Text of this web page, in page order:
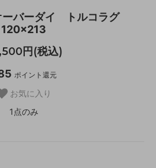
バーダイ トルコラグ
120×213
円(税込)
ポイント還元
お気に入り
1点のみ